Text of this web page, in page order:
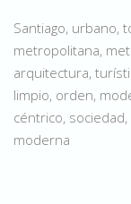
Santiago, urbano,
metropolitana,
arquitectura,
limpio, orden,
céntrico,
moderna